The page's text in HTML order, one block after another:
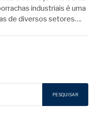
industriais é uma
de diversos setores….
PESQUISAR